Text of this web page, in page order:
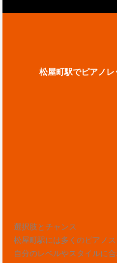
松屋町駅でピアノ
選択肢とチャンス
松屋町駅には多くのピアノス
自分のレベルやスタイルに